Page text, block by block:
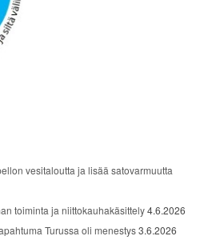
vesitaloutta ja lisää satovarmuutta
toiminta ja niittokauhakäsittely4.6.2026
Turussa oli menestys3.6.2026